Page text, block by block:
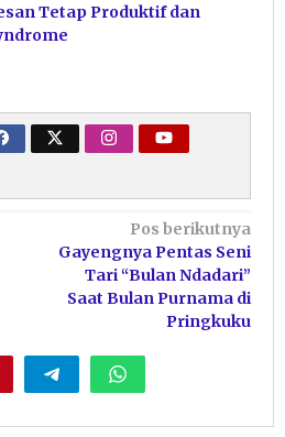
Tetap Produktif dan
Pos berikutnya
Gayengnya Pentas Seni
Tari “Bulan Ndadari”
Saat Bulan Purnama di
Pringkuku